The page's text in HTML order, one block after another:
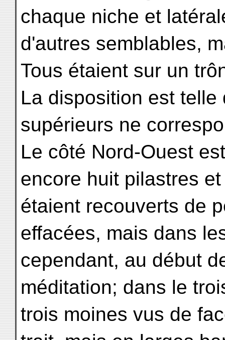
chaque niche et
d'autres semblables,
Tous étaient sur un
La disposition est
supérieurs ne
Le côté Nord-Ouest
encore huit pilastres
étaient recouverts de
effacées, mais dans
cependant, au début
méditation; dans le
trois moines vus de